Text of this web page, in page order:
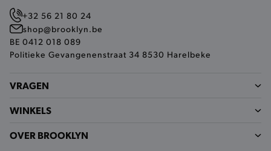
+32 56 21 80 24
shop@brooklyn.be
BE 0412 018 089
Politieke Gevangenenstraat 34 8530 Harelbeke
VRAGEN
WINKELS
OVER BROOKLYN